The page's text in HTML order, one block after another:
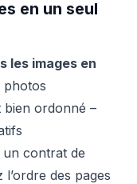
en un seul
les images en
photos
bien ordonné –
un contrat de
des pages